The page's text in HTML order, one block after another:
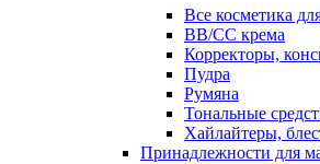
Все косметика
ВВ/СС крема
Корректоры,
Пудра
Румяна
Тональные
Хайлайтеры,
Принадлежности для